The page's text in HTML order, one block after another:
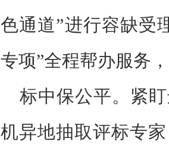
色通道”进行容缺受
专项”全程帮办服务
标中保公平。紧
机异地抽取评标专